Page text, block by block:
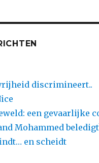
discrimineert..
een gevaarlijke
Mohammed
en scheidt